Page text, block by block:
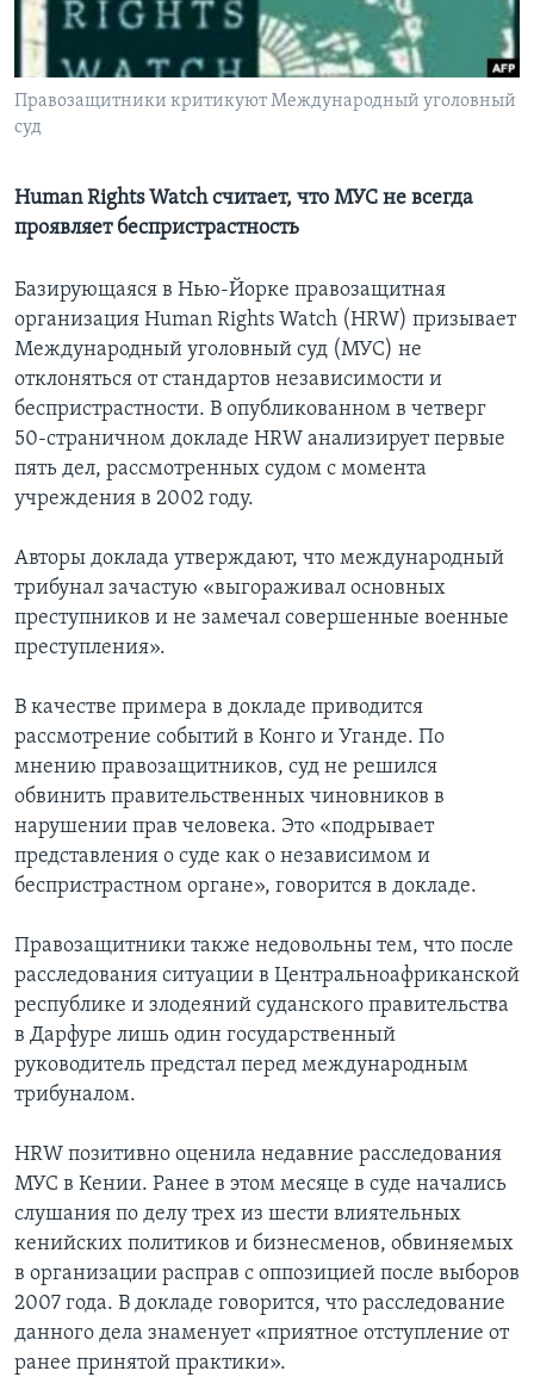
Learning English
СОЦИАЛЬНЫЕ СЕТИ
Языки
Правозащитники критикуют Международный уголовный
суд
Human Rights Watch считает, что МУС не всегда
проявляет беспристрастность
Базирующаяся в Нью-Йорке правозащитная
организация Human Rights Watch (HRW) призывает
Международный уголовный суд (МУС) не
отклоняться от стандартов независимости и
беспристрастности. В опубликованном в четверг
50-страничном докладе HRW анализирует первые
пять дел, рассмотренных судом с момента
учреждения в 2002 году.
Авторы доклада утверждают, что международный
трибунал зачастую «выгораживал основных
преступников и не замечал совершенные военные
преступления».
В качестве примера в докладе приводится
рассмотрение событий в Конго и Уганде. По
мнению правозащитников, суд не решился
обвинить правительственных чиновников в
нарушении прав человека. Это «подрывает
представления о суде как о независимом и
беспристрастном органе», говорится в докладе.
Правозащитники также недовольны тем, что после
расследования ситуации в Центральноафриканской
республике и злодеяний суданского правительства
в Дарфуре лишь один государственный
руководитель предстал перед международным
трибуналом.
HRW позитивно оценила недавние расследования
МУС в Кении. Ранее в этом месяце в суде начались
слушания по делу трех из шести влиятельных
кенийских политиков и бизнесменов, обвиняемых
в организации расправ с оппозицией после выборов
2007 года. В докладе говорится, что расследование
данного дела знаменует «приятное отступление от
ранее принятой практики».